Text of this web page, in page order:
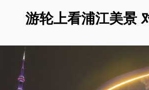
游轮上看浦江美景